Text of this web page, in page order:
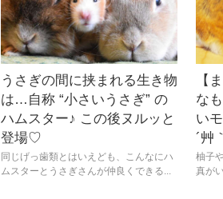
うさぎの間に挟まれる生き物
は…自称 “小さいうさぎ” の
ハムスター♪ この後ヌルッと
登場♡
同じげっ歯類とはいえども、こんなにハ
ムスターとうさぎさんが仲良くできる...
【
な
い
´艸
柚子
真が